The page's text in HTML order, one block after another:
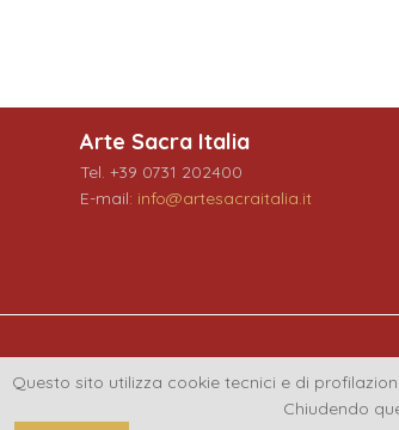
Arte Sacra Italia
Tel. +39 0731 202400
E-mail: info@artesacraitalia.it
Questo sito utilizza cookie tecnici e di
Chiudendo